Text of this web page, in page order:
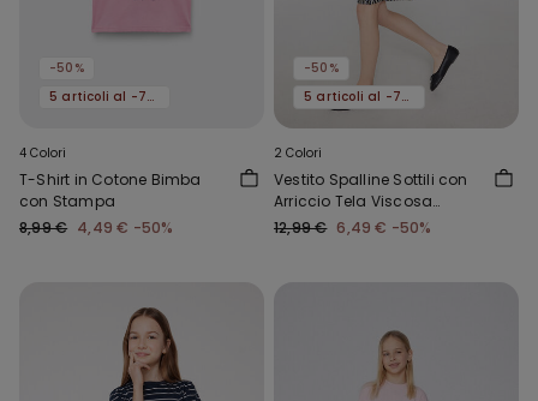
-50%
5 articoli al -70%
4 Colori
T-Shirt in Cotone Bimba
con Stampa
8,99 € 4,49 € -50%
-50%
5 articoli al -70%
2 Colori
Vestito Spalline Sottili con
Arriccio Tela Viscosa
Bimba
12,99 € 6,49 € -50%